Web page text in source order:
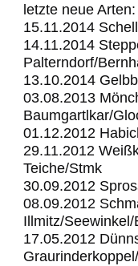
letzte neue Arten:
15.11.2014
14.11.2014
Palterndorf/
13.10.2014
03.08.2013
Baumgartlkar/
01.12.2012
29.11.2012
Teiche/Stmk
30.09.2012
08.09.2012
Illmitz/Seewinkel/
17.05.2012